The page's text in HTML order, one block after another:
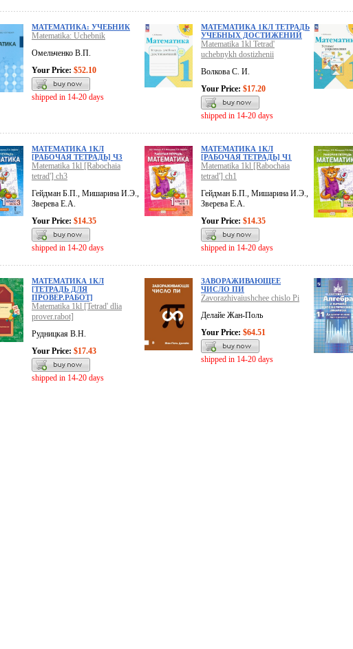
МАТЕМАТИКА: УЧЕБНИК
Matematika: Uchebnik
Омельченко В.П.
Your Price: $52.10
shipped in 14-20 days
МАТЕМАТИКА 1КЛ ТЕТРАДЬ
УЧЕБНЫХ ДОСТИЖЕНИЙ
Matematika 1kl Tetrad'
uchebnykh dostizhenii
Волкова С. И.
Your Price: $17.20
shipped in 14-20 days
МАТЕМАТИКА 1КЛ
[РАБОЧАЯ ТЕТРАДЬ] Ч3
Matematika 1kl [Rabochaia
tetrad'] ch3
Гейдман Б.П., Мишарина И.Э.,
Зверева Е.А.
Your Price: $14.35
shipped in 14-20 days
МАТЕМАТИКА 1КЛ
[РАБОЧАЯ ТЕТРАДЬ] Ч1
Matematika 1kl [Rabochaia
tetrad'] ch1
Гейдман Б.П., Мишарина И.Э.,
Зверева Е.А.
Your Price: $14.35
shipped in 14-20 days
МАТЕМАТИКА 1КЛ
[ТЕТРАДЬ ДЛЯ
ПРОВЕР.РАБОТ]
Matematika 1kl [Tetrad' dlia
prover.rabot]
Рудницкая В.Н.
Your Price: $17.43
shipped in 14-20 days
ЗАВОРАЖИВАЮЩЕЕ
ЧИСЛО ПИ
Zavorazhivaiushchee chislo Pi
Делайе Жан-Поль
Your Price: $64.51
shipped in 14-20 days